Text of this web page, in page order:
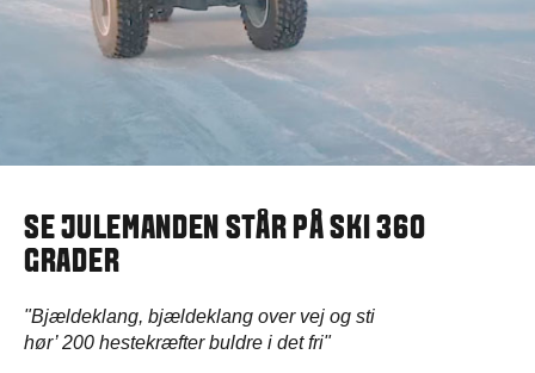
SE JULEMANDEN STÅR PÅ SKI 360
GRADER
"Bjældeklang, bjældeklang over vej og sti
hør’ 200 hestekræfter buldre i det fri"